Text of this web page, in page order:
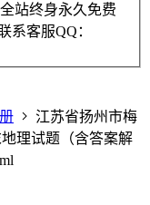
站终身永久免费
系客服QQ：
江苏省扬州市梅
理试题（含答案解